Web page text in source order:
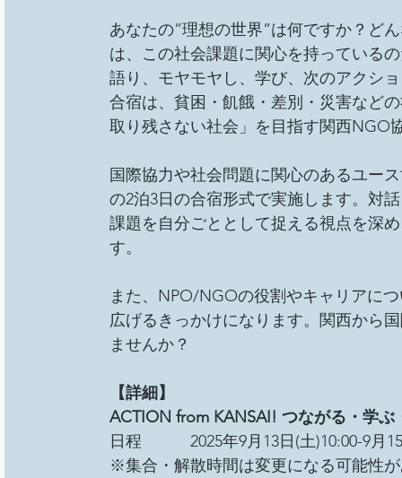
あなたの”理想の世界”は何ですか？ど
は、この社会課題に関心を持っている
語り、モヤモヤし、学び、次のアクシ
合宿は、貧困・飢餓・差別・災害など
取り残さない社会」を目指す関西NGO
国際協力や社会問題に関心のあるユー
の2泊3日の合宿形式で実施します。対
課題を自分ごととして捉える視点を深
す。
また、NPO/NGOの役割やキャリアに
広げるきっかけになります。関西から
ませんか？
【詳細】
ACTION from KANSAI! つながる・学ぶ
日程　　　2025年9月13日(土)10:00-9月
※集合・解散時間は変更になる可能性